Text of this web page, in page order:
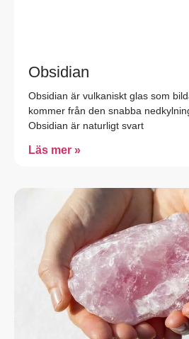
Obsidian
Obsidian är vulkaniskt glas som
kommer från den snabba
Obsidian är naturligt svart
Läs mer »